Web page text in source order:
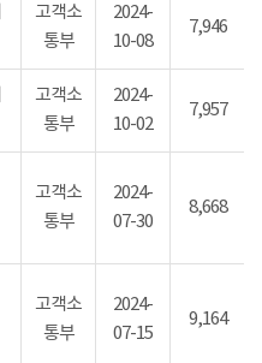
고객소
통부
2024-
10-08
7,946
고객소
통부
2024-
10-02
7,957
고객소
통부
2024-
07-30
8,668
고객소
통부
2024-
07-15
9,164